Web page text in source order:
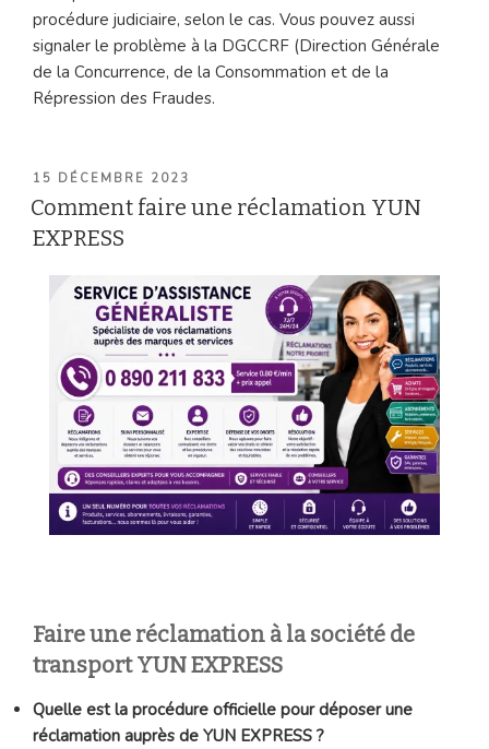
procédure judiciaire, selon le cas. Vous pouvez aussi
signaler le problème à la DGCCRF (Direction Générale
de la Concurrence, de la Consommation et de la
Répression des Fraudes.
PUBLIÉ
LE
15 DÉCEMBRE 2023
Comment faire une réclamation YUN
EXPRESS
Faire une réclamation à la société de
transport YUN EXPRESS
Quelle est la procédure officielle pour déposer une
réclamation auprès de YUN EXPRESS ?